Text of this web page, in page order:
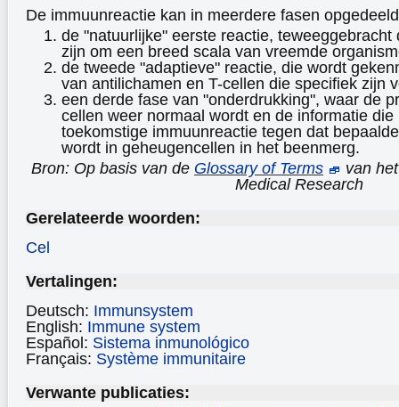
De immuunreactie kan in meerdere fasen
de "natuurlijke" eerste reactie,
zijn om een breed scala van vreemde
de tweede "adaptieve" reactie, die wordt
van antilichamen en T-cellen die specifiek zijn
een derde fase van "onderdrukking", waar de
cellen weer normaal wordt en de informatie
toekomstige immuunreactie tegen dat
wordt in geheugencellen in het beenmerg.
Bron: Op basis van de Glossary of Terms
van
Medical Research
Gerelateerde woorden:
Cel
Vertalingen:
Deutsch: Immunsystem
English: Immune system
Español: Sistema inmunológico
Français: Système immunitaire
Verwante publicaties: